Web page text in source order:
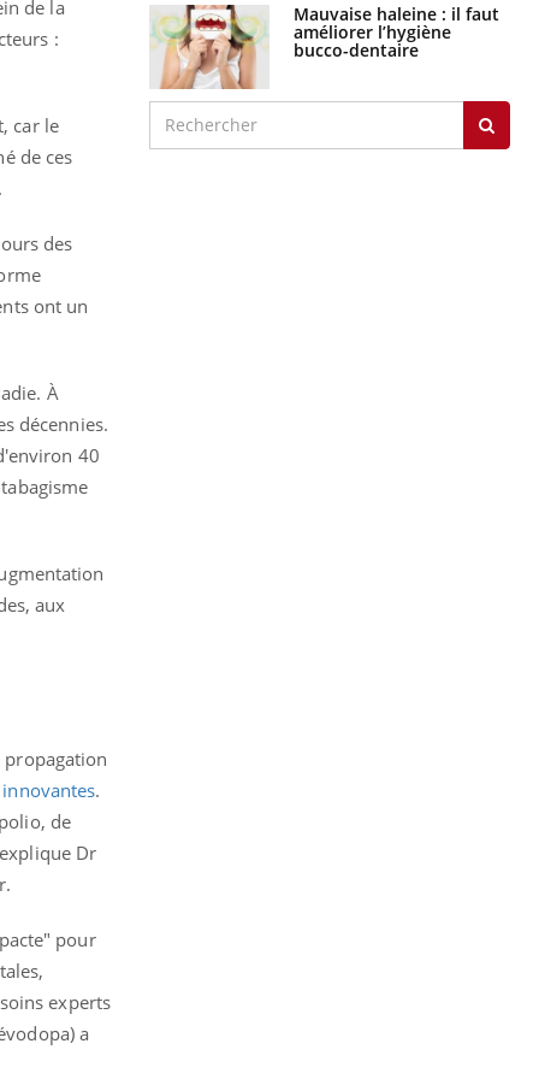
de la
:
car le
de ces
des
ont un
À
décennies.
40
aux
propagation
.
de
Dr
pour
experts
a
graves
Maladie de Charcot
amyotrophique)